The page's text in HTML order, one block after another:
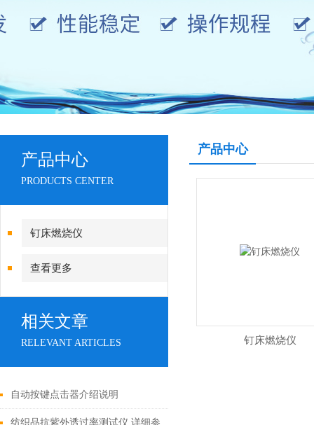
产品中心
PRODUCTS CENTER
钉床燃烧仪
查看更多
相关文章
RELEVANT ARTICLES
自动按键点击器介绍说明
纺织品抗紫外透过率测试仪 详细参
产品中心
钉床燃烧仪